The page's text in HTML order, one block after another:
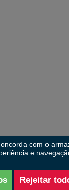
com o
e
Rejeitar